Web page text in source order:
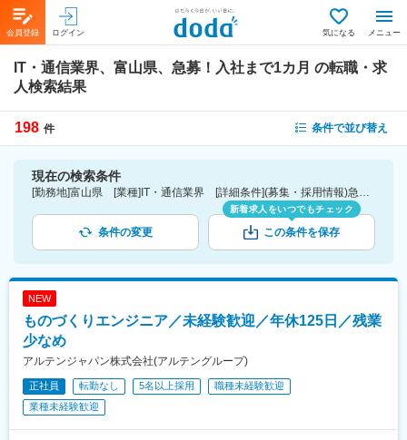
会員登録 ログイン 気になる メニュー
IT・通信業界、富山県、急募！入社まで1カ月 の転職・求
人検索結果
198 件 条件で並び替え
現在の検索条件
[勤務地]富山県 [業種]IT・通信業界 [詳細条件](募集・採用情報)急募！入社まで1カ月
条件の変更
新着求人をいつでもチェック
この条件を保存
NEW
ものづくりエンジニア／未経験歓迎／年休125日／残業
少なめ
アルテンジャパン株式会社(アルテングループ)
正社員 転勤なし 5名以上採用
職種未経験歓迎
業種未経験歓迎